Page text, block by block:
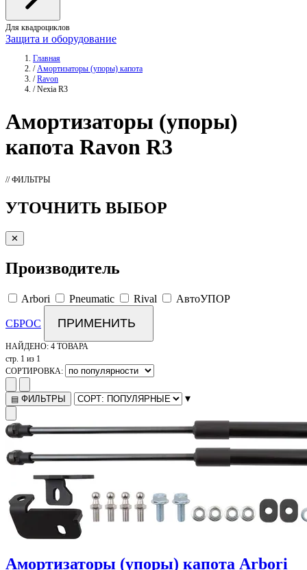
Для квадроциклов
Защита и оборудование
Главная
/ Амортизаторы (упоры) капота
/ Ravon
/ Nexia R3
Амортизаторы (упоры)
капота Ravon R3
// ФИЛЬТРЫ
УТОЧНИТЬ ВЫБОР
✕
Производитель
Arbori Pneumatic Rival АвтоУПОР
СБРОС ПРИМЕНИТЬ
НАЙДЕНО: 4 ТОВАРА
стр. 1 из 1
СОРТИРОВКА:
▤ ФИЛЬТРЫ ▾
Амортизаторы (упоры) капота Arbori